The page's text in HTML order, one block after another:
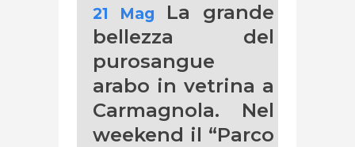
21 Mag
La grande
bellezza del
purosangue
arabo in vetrina a
Carmagnola. Nel
weekend il “Parco